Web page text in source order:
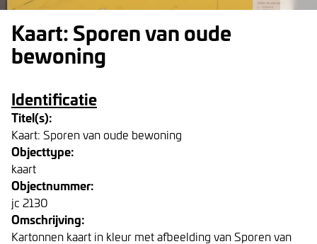
Kaart: Sporen van oude
bewoning
Identificatie
Titel(s):
Kaart: Sporen van oude bewoning
Objecttype:
kaart
Objectnummer:
jc 2130
Omschrijving:
Kartonnen kaart in kleur met afbeelding van Sporen van